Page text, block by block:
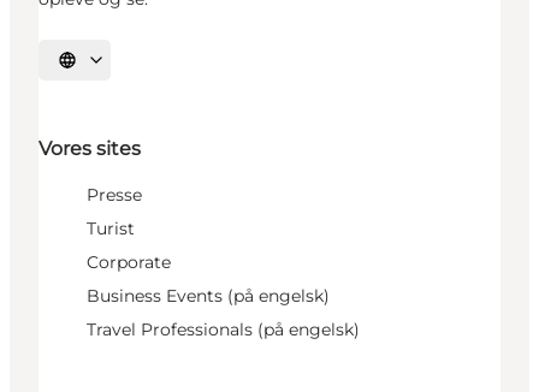
Vælg sprog
Vores sites
Presse
Turist
Corporate
Business Events (på engelsk)
Travel Professionals (på engelsk)